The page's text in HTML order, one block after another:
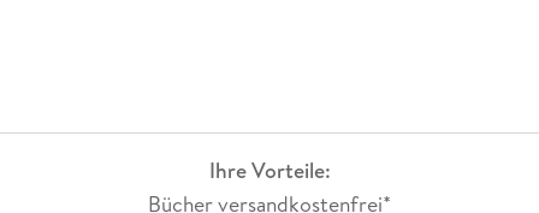
Ihre Vorteile:
Bücher versandkostenfrei*